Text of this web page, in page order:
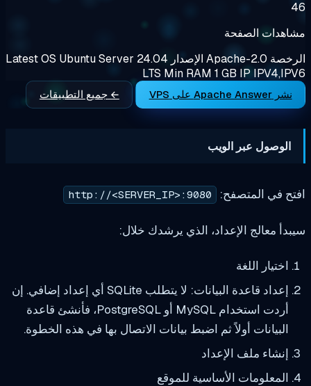
Apache-الإصدار LatestOSUbuntu Server 24.04
LTS Min RAM1 GBIP
← جميع التطبيقات
عبر الويب
http://<SERVER_IP>:9080
الإعداد، الذي يرشدك خلال:
إعداد قاعدة البيانات: لا يتطلب SQLite أي إعداد إضافي. إن
أردت استخدام MySQL أو PostgreSQL، فأنشئ قاعدة
أولاً ثم اضبط بيانات الاتصال بها في هذه الخطوة.
الإعداد
الأساسية للموقع